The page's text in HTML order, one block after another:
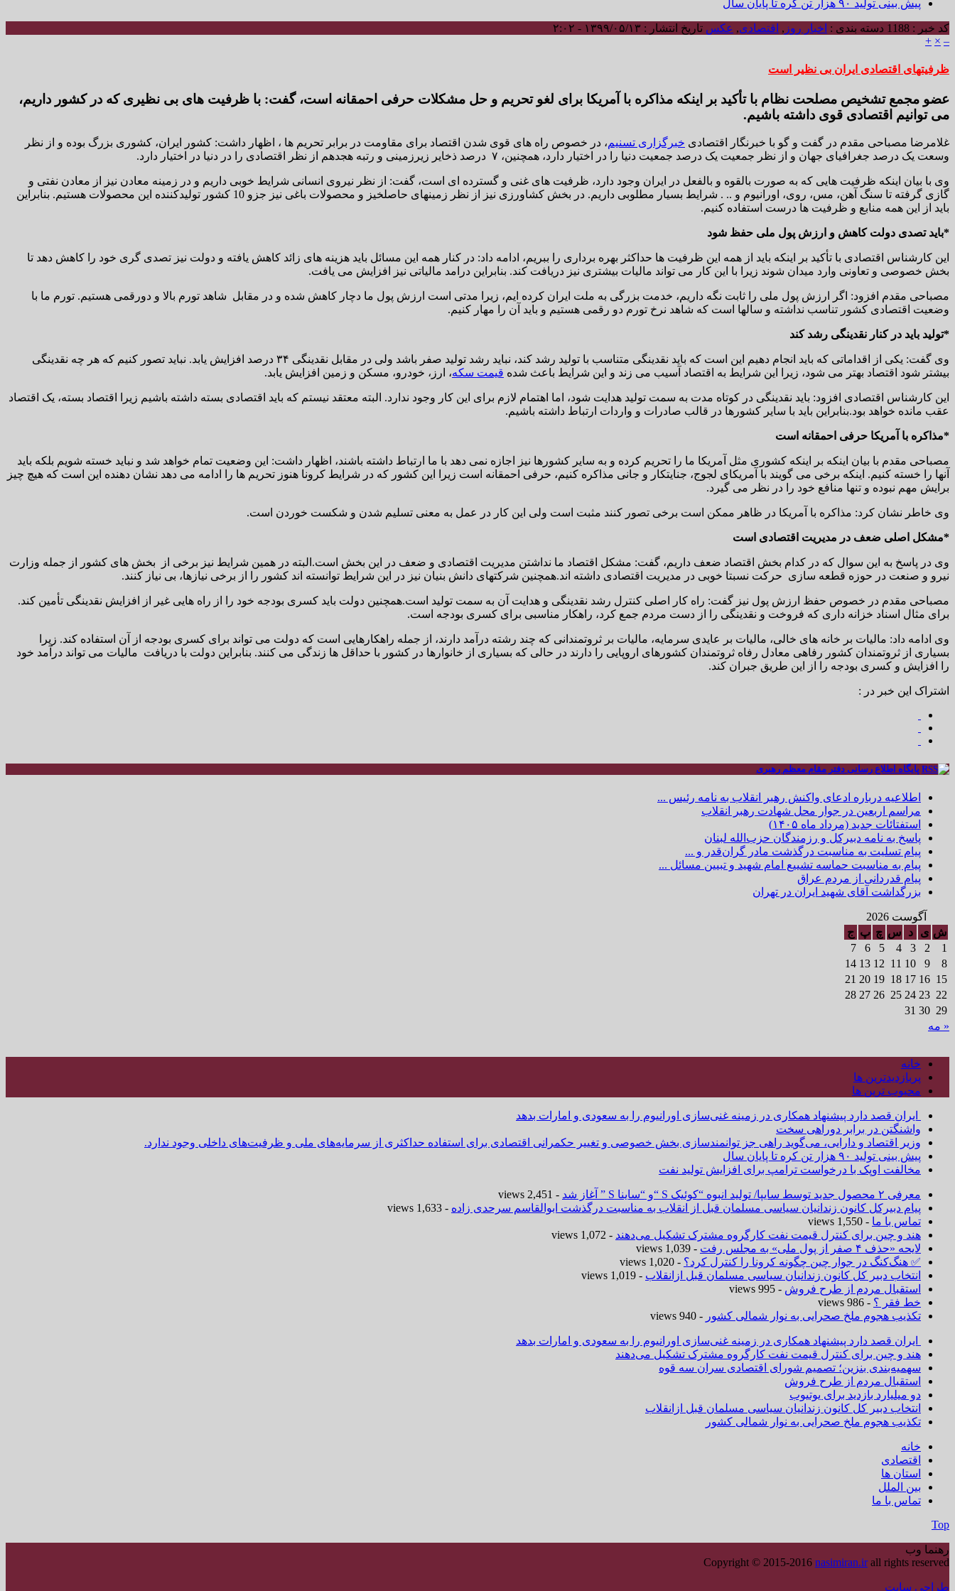
پیش بینی تولید ۹۰ هزار تن کره تا پایان سال
کد خبر : 1188 دسته بندی : اخبار روز , اقتصادی, عکس تاریخ انتشار : ۱۳۹۹/۰۵/۱۳ - ۲:۰۲
–
×
+
ظرفیتهای اقتصادی ایران بی نظیر است
عضو مجمع تشخیص مصلحت نظام با تأکید بر اینکه مذاکره با آمریکا برای لغو تحریم و حل مشکلات حرفی احمقانه است، گفت: با ظرفیت های بی نظیری که در کشور داریم،
می توانیم اقتصادی قوی داشته باشیم.
غلامرضا مصباحی مقدم در گفت و گو با خبرنگار اقتصادی خبرگزاری تسنیم، در خصوص راه های قوی شدن اقتصاد برای مقاومت در برابر تحریم ها ، اظهار داشت: کشور ایران، کشوری بزرگ بوده و از نظر
وسعت یک درصد جغرافیای جهان و از نظر جمعیت یک درصد جمعیت دنیا را در اختیار دارد، همچنین، ۷ درصد ذخایر زیرزمینی و رتبه هجدهم از نظر اقتصادی را در دنیا در اختیار دارد.
وی با بیان اینکه ظرفیت هایی که به صورت بالقوه و بالفعل در ایران وجود دارد، ظرفیت های غنی و گسترده ای است، گفت: از نظر نیروی انسانی شرایط خوبی داریم و در زمینه معادن نیز از معادن نفتی و
گازی گرفته تا سنگ آهن، مس، روی، اورانیوم و .. . شرایط بسیار مطلوبی داریم. در بخش کشاورزی نیز از نظر زمینهای حاصلخیز و محصولات باغی نیز جزو 10 کشور تولیدکننده این محصولات هستیم. بنابراین
باید از این همه منابع و ظرفیت ها درست استفاده کنیم.
*باید تصدی دولت کاهش و ارزش پول ملی حفظ شود
این کارشناس اقتصادی با تأکید بر اینکه باید از همه این ظرفیت ها حداکثر بهره برداری را ببریم، ادامه داد: در کنار همه این مسائل باید هزینه های زائد کاهش یافته و دولت نیز تصدی گری خود را کاهش دهد تا
بخش خصوصی و تعاونی وارد میدان شوند زیرا با این کار می تواند مالیات بیشتری نیز دریافت کند. بنابراین درامد مالیاتی نیز افزایش می یافت.
مصباحی مقدم افزود: اگر ارزش پول ملی را ثابت نگه داریم، خدمت بزرگی به ملت ایران کرده ایم، زیرا مدتی است ارزش پول ما دچار کاهش شده و در مقابل شاهد تورم بالا و دورقمی هستیم. تورم ما با
وضعیت اقتصادی کشور تناسب نداشته و سالها است که شاهد نرخ تورم دو رقمی هستیم و باید آن را مهار کنیم.
*تولید باید در کنار نقدینگی رشد کند
وی گفت: یکی از اقداماتی که باید انجام دهیم این است که باید نقدینگی متناسب با تولید رشد کند، نباید رشد تولید صفر باشد ولی در مقابل نقدینگی ۳۴ درصد افزایش یابد. نباید تصور کنیم که هر چه نقدینگی
بیشتر شود اقتصاد بهتر می شود، زیرا این شرایط به اقتصاد آسیب می زند و این شرایط باعث شده قیمت سکه، ارز، خودرو، مسکن و زمین افزایش یابد.
این کارشناس اقتصادی افزود: باید نقدینگی در کوتاه مدت به سمت تولید هدایت شود، اما اهتمام لازم برای این کار وجود ندارد. البته معتقد نیستم که باید اقتصادی بسته داشته باشیم زیرا اقتصاد بسته، یک اقتصاد
عقب مانده خواهد بود.بنابراین باید با سایر کشورها در قالب صادرات و واردات ارتباط داشته باشیم.
*مذاکره با آمریکا حرفی احمقانه است
مصباحی مقدم با بیان اینکه بر اینکه کشوری مثل آمریکا ما را تحریم کرده و به سایر کشورها نیز اجازه نمی دهد با ما ارتباط داشته باشند، اظهار داشت: این وضعیت تمام خواهد شد و نباید خسته شویم بلکه باید
آنها را خسته کنیم. اینکه برخی می گویند با آمریکای لجوج، جنایتکار و جانی مذاکره کنیم، حرفی احمقانه است زیرا این کشور که در شرایط کرونا هنوز تحریم ها را ادامه می دهد نشان دهنده این است که هیچ چیز
برایش مهم نبوده و تنها منافع خود را در نظر می گیرد.
وی خاطر نشان کرد: مذاکره با آمریکا در ظاهر ممکن است برخی تصور کنند مثبت است ولی این کار در عمل به معنی تسلیم شدن و شکست خوردن است.
*مشکل اصلی ضعف در مدیریت اقتصادی است
وی در پاسخ به این سوال که در کدام بخش اقتصاد ضعف داریم، گفت: مشکل اقتصاد ما نداشتن مدیریت اقتصادی و ضعف در این بخش است.البته در همین شرایط نیز برخی از بخش های کشور از جمله وزارت
نیرو و صنعت در حوزه قطعه سازی حرکت نسبتا خوبی در مدیریت اقتصادی داشته اند.همچنین شرکتهای دانش بنیان نیز در این شرایط توانسته اند کشور را از برخی نیازها، بی نیاز کنند.
مصباحی مقدم در خصوص حفظ ارزش پول نیز گفت: راه کار اصلی کنترل رشد نقدینگی و هدایت آن به سمت تولید است.همچنین دولت باید کسری بودجه خود را از راه هایی غیر از افزایش نقدینگی تأمین کند.
برای مثال اسناد خزانه داری که فروخت و نقدینگی را از دست مردم جمع کرد، راهکار مناسبی برای کسری بودجه است.
وی ادامه داد: مالیات بر خانه های خالی، مالیات بر عایدی سرمایه، مالیات بر ثروتمندانی که چند رشته درآمد دارند، از جمله راهکارهایی است که دولت می تواند برای کسری بودجه از آن استفاده کند. زیرا
بسیاری از ثروتمندان کشور رفاهی معادل رفاه ثروتمندان کشورهای اروپایی را دارند در حالی که بسیاری از خانوارها در کشور با حداقل ها زندگی می کنند. بنابراین دولت با دریافت مالیات می تواند درآمد خود
را افزایش و کسری بودجه را از این طریق جبران کند.
اشتراک این خبر در :
پایگاه اطلاع رسانی دفتر مقام معظم رهبری
اطلاعیه درباره ادعای واکنش رهبر انقلاب به نامه رئیس ...
مراسم اربعین در جوار محل شهادت رهبر انقلاب
استفتائات جدید (مرداد ماه ۱۴۰۵)
پاسخ به نامه دبیرکل و رزمندگان حزب‌الله لبنان
پیام تسلیت به مناسبت درگذشت مادر گران‌قدر و ...
پیام به مناسبت حماسه تشییع امام شهید و تبیین مسائل ...
پیام قدردانی از مردم عراق
بزرگداشت آقای شهید ایران در تهران
آگوست 2026
ش ی د س چ پ ج
1
2
3
4
5
6
7
8
9
10
11
12
13
14
15
16
17
18
19
20
21
22
23
24
25
26
27
28
29
30
31
« مه
خانه
پربازدیدترین ها
محبوب ترین ها
ایران قصد دارد پیشنهاد همکاری در زمینه غنی‌سازی اورانیوم را به سعودی و امارات بدهد
واشنگتن در برابر دوراهی سخت
وزیر اقتصاد و دارایی، می‌گوید راهی جز توانمندسازی بخش خصوصی و تغییر حکمرانی اقتصادی برای استفاده حداکثری از سرمایه‌های ملی و ظرفیت‌های داخلی وجود ندارد.
پیش بینی تولید ۹۰ هزار تن کره تا پایان سال
مخالفت اوپک با درخواست ترامپ برای افزایش تولید نفت
معرفی ۲ محصول جدید توسط سایپا/ تولید انبوه “کوئیک S “و “ساینا S ” آغاز شد
- 2,451 views
پیام دبیرکل کانون زندانیان سیاسی مسلمان قبل از انقلاب به مناسبت درگذشت ابوالقاسم سرحدی زاده - 1,633 views
تماس با ما - 1,550 views
هند و چین برای کنترل قیمت نفت کارگروه مشترک تشکیل می‌دهند - 1,072 views
لایحه «حذف ۴ صفر از پول ملی» به مجلس رفت
- 1,039 views
✅ هنگ‌کنگ در جوار چین چگونه کرونا را کنترل کرد؟ - 1,020 views
انتخاب دبیر کل کانون زندانیان سیاسی مسلمان قبل ازانقلاب - 1,019 views
استقبال مردم از طرح فروش - 995 views
خط فقر ؟ - 986 views
تکذیب هجوم ملخ صحرایی به نوار شمالی کشور - 940 views
ایران قصد دارد پیشنهاد همکاری در زمینه غنی‌سازی اورانیوم را به سعودی و امارات بدهد
هند و چین برای کنترل قیمت نفت کارگروه مشترک تشکیل می‌دهند
سهمیه‌بندی بنزین؛ تصمیم شورای اقتصادی سران سه قوه
استقبال مردم از طرح فروش
دو میلیارد بازدید برای یوتیوب
انتخاب دبیر کل کانون زندانیان سیاسی مسلمان قبل ازانقلاب
تکذیب هجوم ملخ صحرایی به نوار شمالی کشور
خانه
اقتصادی
استان ها
بین الملل
تماس با ما
Top
رهنما وب
Copyright © 2015-2016 nasimiran.irall rights reserved
طراحی سایت